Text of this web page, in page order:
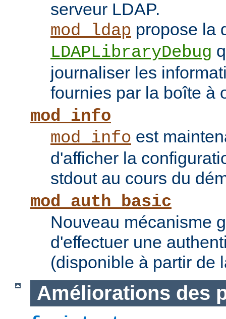
serveur LDAP.
mod_ldap propose la
LDAPLibraryDebug
journaliser les
fournies par la boîte à
mod_info
mod_info est
d'afficher la
stdout au cours du
mod_auth_basic
Nouveau mécanisme
d'effectuer une
(disponible à partir de
Améliorations des